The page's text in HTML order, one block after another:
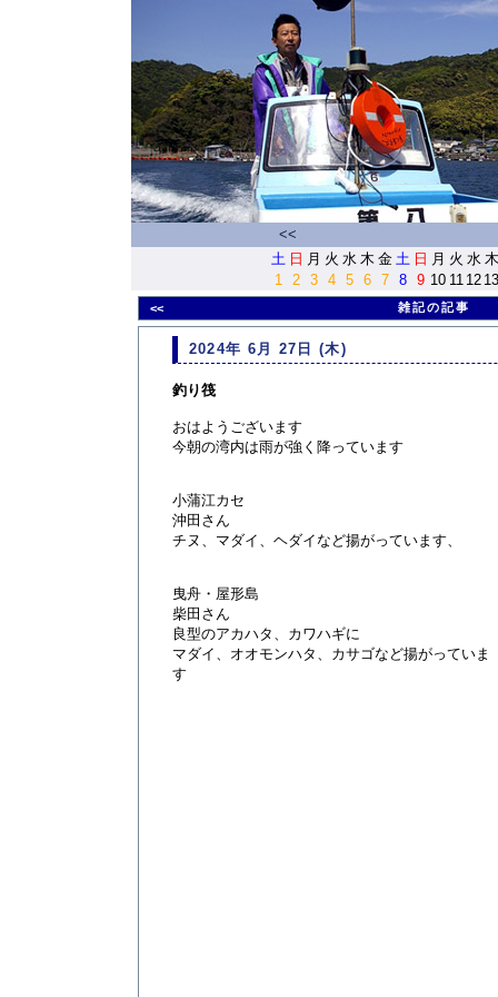
<<
土 日 月 火 水 木 金 土 日 月 火 水 木
1
2 3 4 5 6 7 8 9 10 11 12 13
<< 雑記の記事
2024年 6月 27日 (木)
釣り筏
おはようございます
今朝の湾内は雨が強く降っています
小蒲江カセ
沖田さん
チヌ、マダイ、ヘダイなど揚がっています、
曳舟・屋形島
柴田さん
良型のアカハタ、カワハギに
マダイ、オオモンハタ、カサゴなど揚がっていま
す